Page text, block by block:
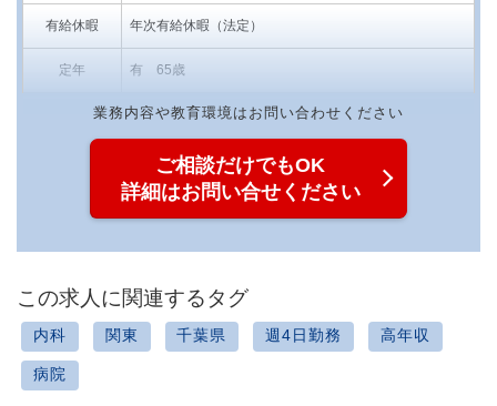
有給休暇 年次有給休暇（法定）
定年 有 65歳
ご相談だけでもOK
詳細はお問い合せください
この求人に関連するタグ
内科 関東 千葉県 週4日勤務 高年収
病院